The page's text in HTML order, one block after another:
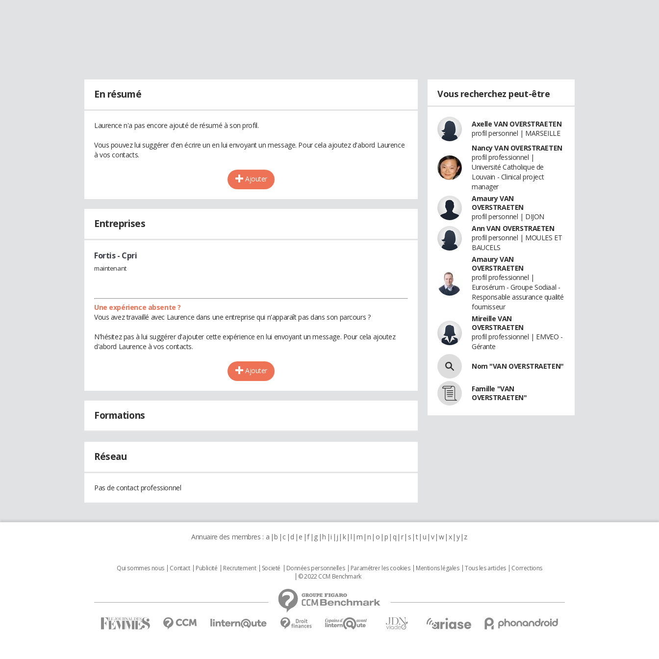
En résumé
Laurence n'a pas encore ajouté de résumé à son profil.
Vous pouvez lui suggérer d'en écrire un en lui envoyant un message. Pour cela ajoutez d'abord Laurence
à vos contacts.
Ajouter
Entreprises
Fortis- Cpri
maintenant
Une expérience absente ?
Vous avez travaillé avec Laurence dans une entreprise qui n'apparaît pas dans son parcours ?
N'hésitez pas à lui suggérer d'ajouter cette expérience en lui envoyant un message. Pour cela ajoutez
d'abord Laurence à vos contacts.
Ajouter
Formations
Réseau
Pas de contact professionnel
Vous recherchez peut-être
Axelle VAN OVERSTRAETEN
profil personnel | MARSEILLE
Nancy VAN OVERSTRAETEN
profil professionnel |
Université Catholique de
Louvain - Clinical project
manager
Amaury VAN
OVERSTRAETEN
profil personnel | DIJON
Ann VAN OVERSTRAETEN
profil personnel | MOULES ET
BAUCELS
Amaury VAN
OVERSTRAETEN
profil professionnel |
Eurosérum - Groupe Sodiaal -
Responsable assurance qualité
fournisseur
Mireille VAN
OVERSTRAETEN
profil professionnel | EMVEO -
Gérante
Nom "VAN OVERSTRAETEN"
Famille "VAN
OVERSTRAETEN"
Annuaire des membres : a b c d e f g h i j k l m n o p q r s t u v w x y z
Qui sommes nous Contact Publicité Recrutement Societé Données personnelles Paramétrer les cookies Mentions légales Tous les articles
Corrections
© 2022 CCM Benchmark